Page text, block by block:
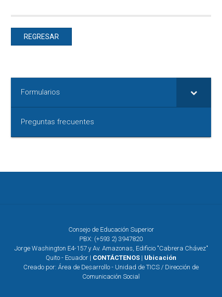
REGRESAR
Formularios
Preguntas frecuentes
Consejo de Educación Superior
PBX: (+593 2) 3947820
Jorge Washington E4-157 y Av. Amazonas, Edificio "Cabrera Chávez"
Quito - Ecuador | CONTÁCTENOS | Ubicación
Creado por: Área de Desarrollo - Unidad de TICS / Dirección de
Comunicación Social